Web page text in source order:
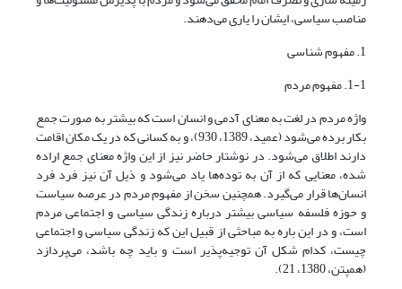
مناصب سیاسی، ایشان را یاری می‌دهند.
1. مفهوم شناسی
1-1. مفهوم مردم
واژه مردم در لغت به معنای آدمی و انسان است که بیشتر به صورت جمع
بکار برده می‌شود (عمید، 1389، 930)، و به کسانی که در یک مکان اقامت
دارند اطلاق می‌شود. در نوشتار حاضر نیز از این واژه معنای جمع اراده
شده، معنایی که از آن به توده‌ها یاد می‌شود و ذیل آن نیز فرد فرد
انسان‌ها قرار می‌گیرد. همچنین سخن از مفهوم مردم در عرصه سیاست
و حوزه فلسفه سیاسی بیشتر درباره زندگی سیاسی و اجتماعی مردم
است، و در این باره به مباحثی از قبیل این که زندگی سیاسی و اجتماعی
چیست، کدام شکل آن توجیه‌پذیر است و باید چه باشد، می‌پردازد
(همپتن، 1380، 21).